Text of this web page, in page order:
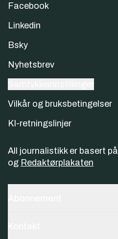
Facebook
Linkedin
Bsky
Nyhetsbrev
Vilkår og bruksbetingelser
KI-retningslinjer
All journalistikk er basert på
og Redaktørplakaten